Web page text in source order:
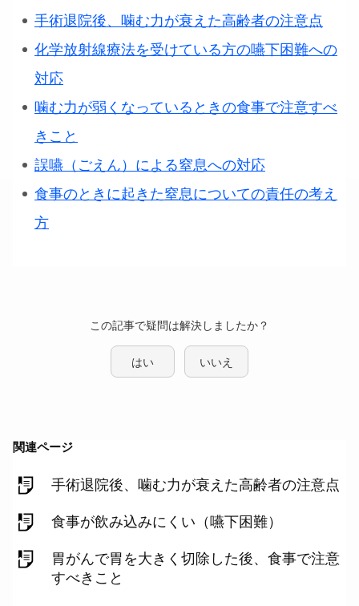
手術退院後、噛む力が衰えた高齢者の注意点
化学放射線療法を受けている方の嚥下困難への
対応
噛む力が弱くなっているときの食事で注意すべ
きこと
誤嚥（ごえん）による窒息への対応
食事のときに起きた窒息についての責任の考え
方
この記事で疑問は解決しましたか？
はい いいえ
関連ページ
手術退院後、噛む力が衰えた高齢者の注意点
食事が飲み込みにくい（嚥下困難）
胃がんで胃を大きく切除した後、食事で注意
すべきこと